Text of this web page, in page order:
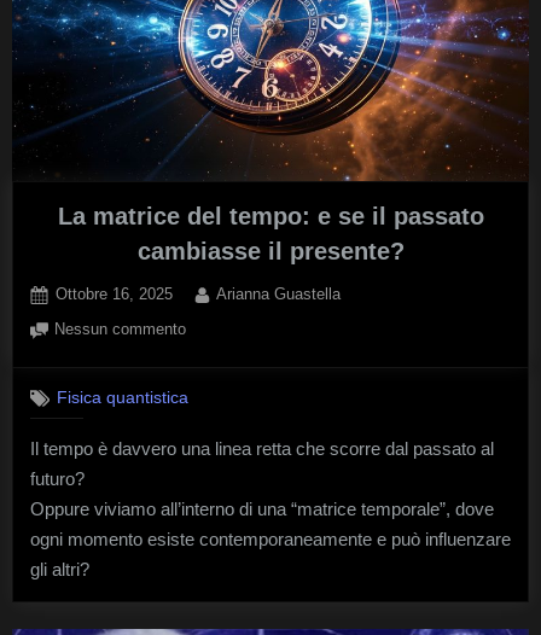
La matrice del tempo: e se il passato
cambiasse il presente?
Posted
on
Ottobre 16, 2025 By
Arianna Guastella
Nessun commentosu
del
e
il
passato
presente?
Fisica quantistica
Il tempo è davvero una linea retta che scorre dal passato al
futuro?
Oppure viviamo all’interno di una “matrice temporale”, dove
ogni momento esiste contemporaneamente e può influenzare
gli altri?